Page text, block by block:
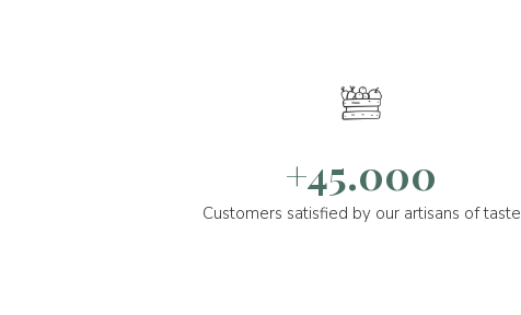
+45.000
Customers satisfied by our artisans of taste